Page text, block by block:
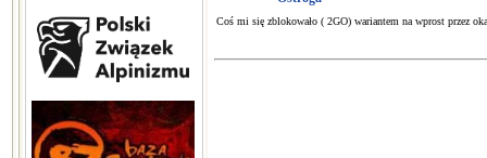
Coś mi się zblokowało ( 2GO) wariantem na wprost przez